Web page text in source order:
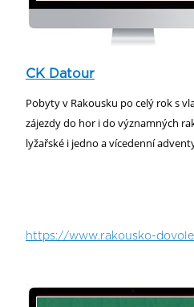
CK Datour
Pobyty v Rakousku po celý rok s
zájezdy do hor i do významných
lyžařské i jedno a vícedenní
https://www.rakousko-